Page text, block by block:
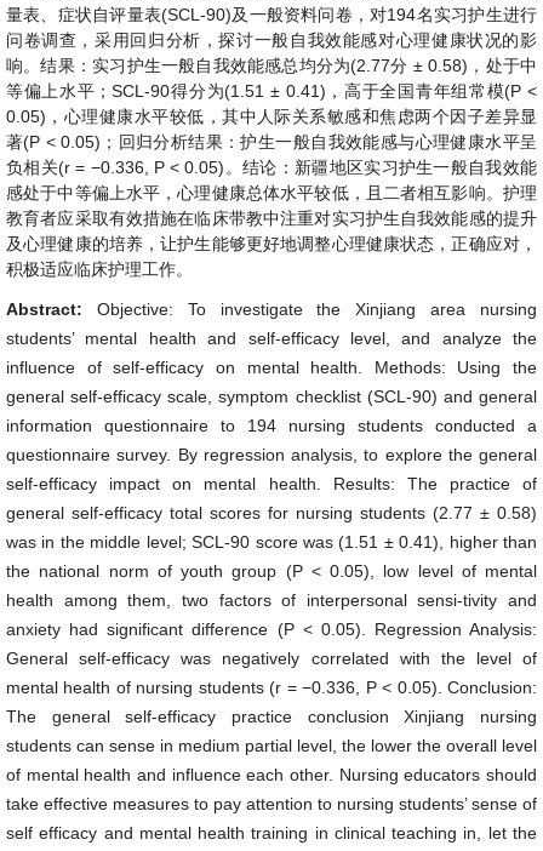
量表、症状自评量表(SCL-90)及一般资料问卷，对194名实习护生进行
问卷调查，采用回归分析，探讨一般自我效能感对心理健康状况的影
响。结果：实习护生一般自我效能感总均分为(2.77分 ± 0.58)，处于中
等偏上水平；SCL-90得分为(1.51 ± 0.41)，高于全国青年组常模(P <
0.05)，心理健康水平较低，其中人际关系敏感和焦虑两个因子差异显
著(P < 0.05)；回归分析结果：护生一般自我效能感与心理健康水平呈
负相关(r = −0.336, P < 0.05)。结论：新疆地区实习护生一般自我效能
感处于中等偏上水平，心理健康总体水平较低，且二者相互影响。护理
教育者应采取有效措施在临床带教中注重对实习护生自我效能感的提升
及心理健康的培养，让护生能够更好地调整心理健康状态，正确应对，
积极适应临床护理工作。
Abstract: Objective: To investigate the Xinjiang area nursing
students’ mental health and self-efficacy level, and analyze the
influence of self-efficacy on mental health. Methods: Using the
general self-efficacy scale, symptom checklist (SCL-90) and general
information questionnaire to 194 nursing students conducted a
questionnaire survey. By regression analysis, to explore the general
self-efficacy impact on mental health. Results: The practice of
general self-efficacy total scores for nursing students (2.77 ± 0.58)
was in the middle level; SCL-90 score was (1.51 ± 0.41), higher than
the national norm of youth group (P < 0.05), low level of mental
health among them, two factors of interpersonal sensi-tivity and
anxiety had significant difference (P < 0.05). Regression Analysis:
General self-efficacy was negatively correlated with the level of
mental health of nursing students (r = −0.336, P < 0.05). Conclusion:
The general self-efficacy practice conclusion Xinjiang nursing
students can sense in medium partial level, the lower the overall level
of mental health and influence each other. Nursing educators should
take effective measures to pay attention to nursing students’ sense of
self efficacy and mental health training in clinical teaching in, let the